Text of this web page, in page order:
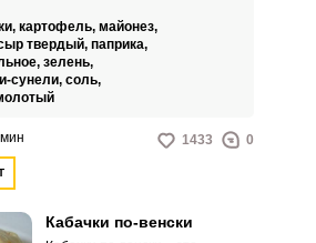
содержат белок и жиры
необходимые для здорового
питания, что делает это блюдо
не только вкусным, но и
питательным.
картофель, майонез,
твердый, паприка,
зелень,
сунели, соль,
1433 0
Кабачки по-венски